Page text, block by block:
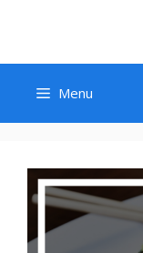
content
Menu